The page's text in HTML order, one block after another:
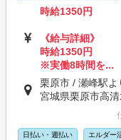
時給1350円
《給与詳細》
時給1350円
※実働8時間を...
栗原市 / 瀬峰駅よ
宮城県栗原市高
日払い・週払い エルダー